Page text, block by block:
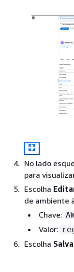
No lado
para
Escolha
de ambiente
Chave:
Valor:
Escolha